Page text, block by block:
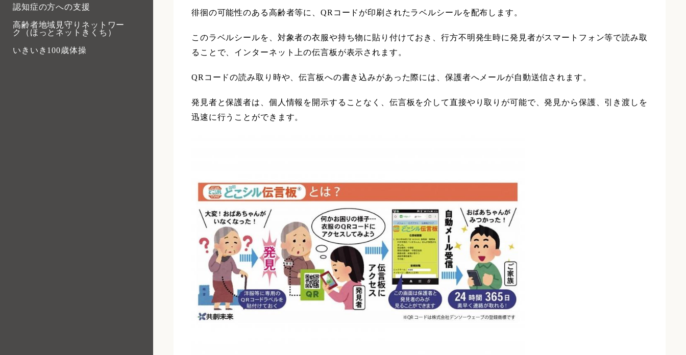
認知症の方への支援
高齢者地域見守りネットワー
ク（ほっとネットきくち）
いきいき100歳体操
徘徊の可能性のある高齢者等に、QRコードが印刷されたラベルシールを配布します。
このラベルシールを、対象者の衣服や持ち物に貼り付けておき、行方不明発生時に発見者がスマートフォン等で読み取
ることで、インターネット上の伝言板が表示されます。
QRコードの読み取り時や、伝言板への書き込みがあった際には、保護者へメールが自動送信されます。
発見者と保護者は、個人情報を開示することなく、伝言板を介して直接やり取りが可能で、発見から保護、引き渡しを
迅速に行うことができます。